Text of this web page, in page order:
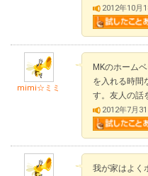
2012年10月
mimi☆ミミ
МKのホーム
を入れる時間
す。友人の話
2012年7月
我が家はよく